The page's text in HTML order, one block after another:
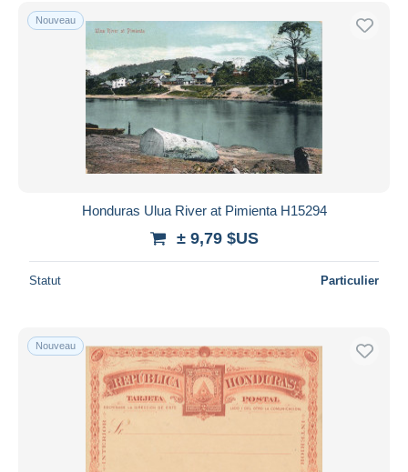
Uniquement en réduction
Livraison gratuite
Méthodes de paiement
PayPal
Virement bancaire
Visa
Mastercard
iDeal
Monde entier
Nouveau
Honduras Ulua River at Pimienta H15294
± 9,79 $US
Statut Particulier
Nouveau